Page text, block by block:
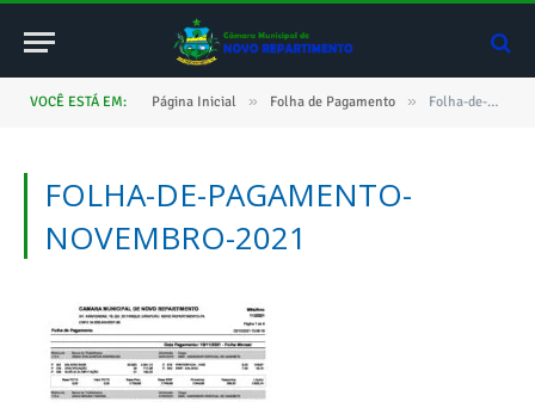
VOCÊ ESTÁ EM: Página Inicial » Folha de Pagamento » Folha-de-Pagamento-Novembro-2021
FOLHA-DE-PAGAMENTO-
NOVEMBRO-2021